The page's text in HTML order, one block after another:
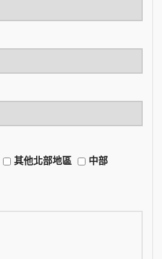
其他北部地區
中部